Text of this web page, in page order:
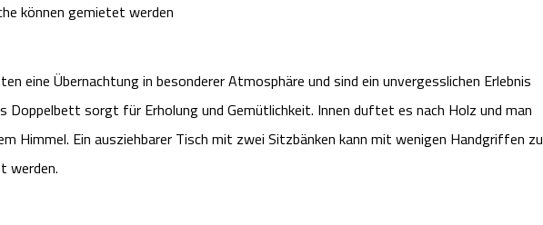
können gemietet werden
eine Übernachtung in besonderer Atmosphäre und sind ein unvergesslichen Erlebnis
Doppelbett sorgt für Erholung und Gemütlichkeit. Innen duftet es nach Holz und man
Himmel. Ein ausziehbarer Tisch mit zwei Sitzbänken kann mit wenigen Handgriffen zu
werden.